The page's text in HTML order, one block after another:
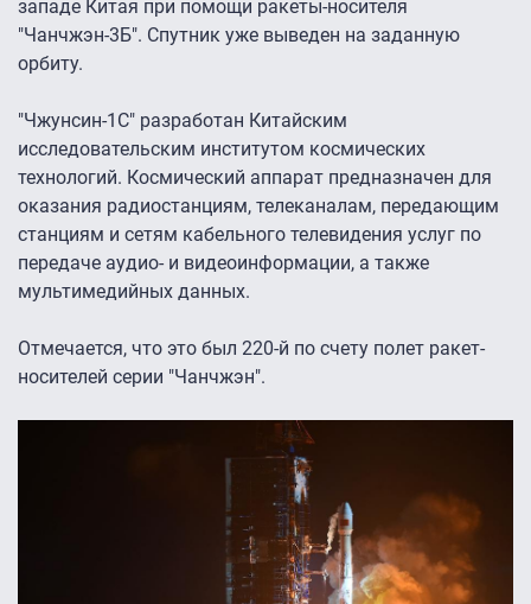
западе Китая при помощи ракеты-носителя
"Чанчжэн-3Б". Спутник уже выведен на заданную
орбиту.
"Чжунсин-1C" разработан Китайским
исследовательским институтом космических
технологий. Космический аппарат предназначен для
оказания радиостанциям, телеканалам, передающим
станциям и сетям кабельного телевидения услуг по
передаче аудио- и видеоинформации, а также
мультимедийных данных.
Отмечается, что это был 220-й по счету полет ракет-
носителей серии "Чанчжэн".